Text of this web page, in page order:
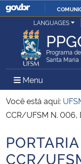
Ministério da Justiça e
Ministério da Defesa
Ministério das Relações
Ministério da Infraestrutura
LANGUAGES
Programa
Santa Maria
Menu Menu
Você está aqui:
CCR/UFSM N. 006,
Início do conteúdo
CCR/